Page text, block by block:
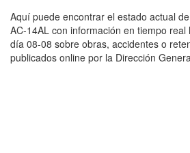
Aquí puede encontrar el estado actual
AC-14AL con información en tiempo
día 08-08 sobre obras, accidentes o
publicados online por la Dirección